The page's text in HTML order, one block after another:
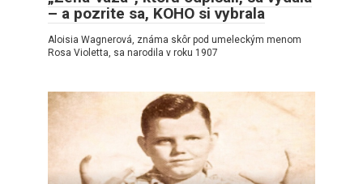
– a pozrite sa, KOHO si vybrala
Aloisia Wagnerová, známa skôr pod umeleckým menom
Rosa Violetta, sa narodila v roku 1907